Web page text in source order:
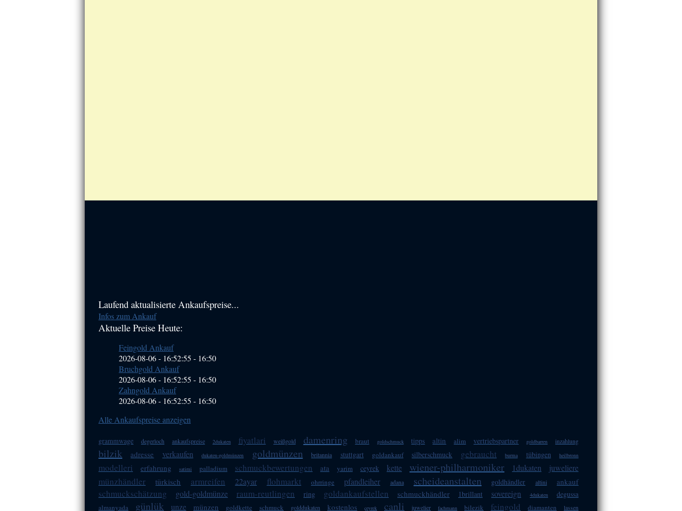
Haupt-
Sidebar
Laufend aktualisierte Ankaufspreise...
Infos zum Ankauf
Aktuelle Preise Heute:
Feingold Ankauf
2026-08-06 - 16:52:55 - 16:50
Bruchgold Ankauf
2026-08-06 - 16:52:55 - 16:50
Zahngold Ankauf
2026-08-06 - 16:52:55 - 16:50
Alle Ankaufspreise anzeigen
grammwage degerloch ankaufspreise 2dukaten fiyatlari weißgold damenring braut goldschmuck tipps altin alim vertriebspartner goldbarren inzahlung
bilzik adresse verkaufen dukaten-goldmünzen goldmünzen britannia stuttgart goldankauf silberschmuck gebraucht burma tübingen heilbronn
modelleri erfahrung satimi palladium schmuckbewertungen ata yarim ceyrek kette wiener-philharmoniker 1dukaten juweliere
münzhändler türkisch armreifen 22ayar flohmarkt ohrringe pfandleiher adana scheideanstalten goldhändler altini ankauf
schmuckschätzung gold-goldmünze raum-reutlingen ring goldankaufstellen schmuckhändler 1brillant sovereign 4dukaten degussa
almanyada günlük unze münzen goldkette schmuck golddukaten kostenlos çeyrek canli juwelier fachmann bilezik feingold diamanten lassen